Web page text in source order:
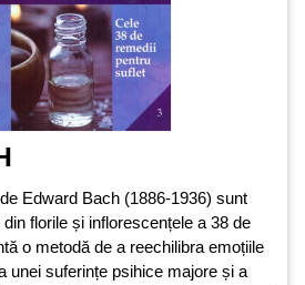
Edward Bach (1886-1936) sunt
florile și inflorescențele a 38 de
o metodă de a reechilibra emoțiile
unei suferințe psihice majore și a